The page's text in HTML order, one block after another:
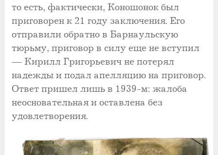
то есть, фактически, Коношонок был
приговорен к 21 году заключения. Его
отправили обратно в Барнаульскую
тюрьму, приговор в силу еще не вступил
— Кирилл Григорьевич не потерял
надежды и подал апелляцию на приговор.
Ответ пришел лишь в 1939-м: жалоба
неосновательная и оставлена без
удовлетворения.